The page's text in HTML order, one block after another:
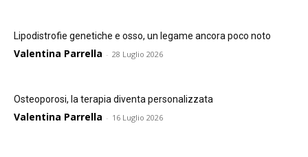
Lipodistrofie genetiche e osso, un legame ancora poco noto
Valentina Parrella - 28 Luglio 2026
Osteoporosi, la terapia diventa personalizzata
Valentina Parrella - 16 Luglio 2026